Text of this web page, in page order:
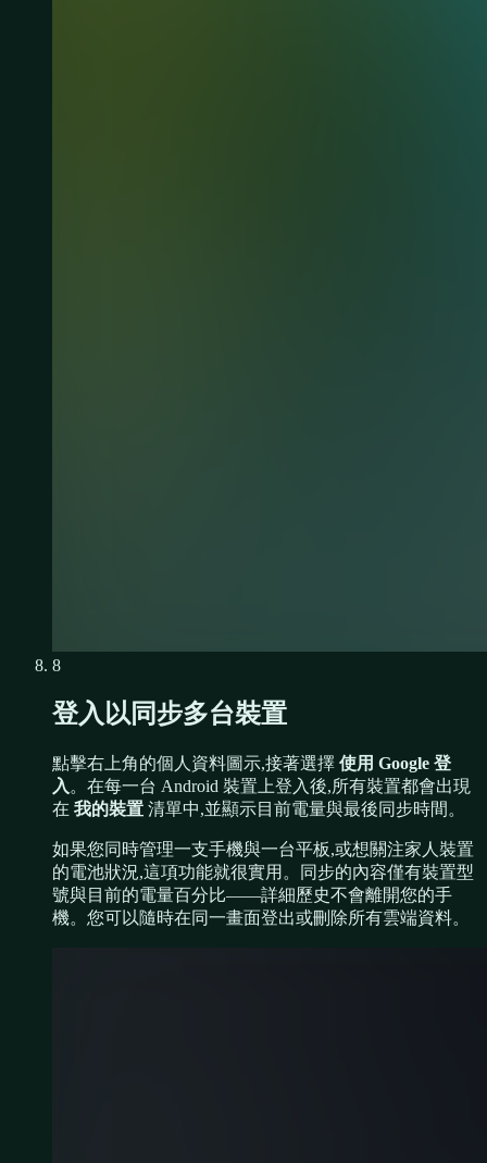
8
登入以同步多台裝置
點擊右上角的個人資料圖示,接著選擇 使用 Google 登
入 。在每一台 Android 裝置上登入後,所有裝置都會出現
在 我的裝置 清單中,並顯示目前電量與最後同步時間。
如果您同時管理一支手機與一台平板,或想關注家人裝置
的電池狀況,這項功能就很實用。同步的內容僅有裝置型
號與目前的電量百分比——詳細歷史不會離開您的手
機。您可以隨時在同一畫面登出或刪除所有雲端資料。